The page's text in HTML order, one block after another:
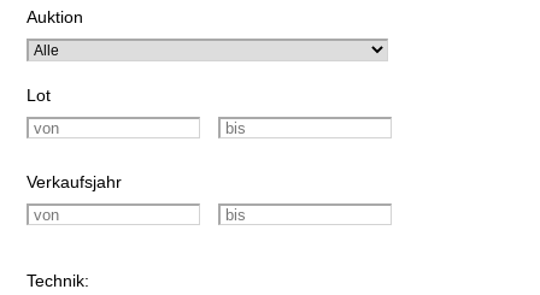
Auktion
Lot
Verkaufsjahr
Technik: